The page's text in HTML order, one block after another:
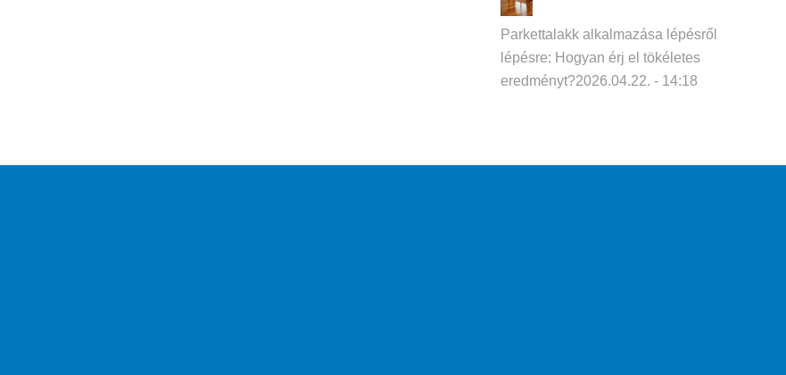
Parkettalakk alkalmazása lépésről
lépésre: Hogyan érj el tökéletes
eredményt?2026.04.22. - 14:18